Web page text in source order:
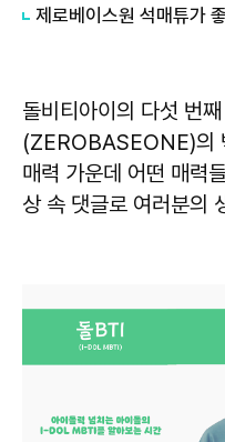
돌비티아이의 다섯 번
(ZEROBASEONE)의
매력 가운데 어떤 매력
상 속 댓글로 여러분의